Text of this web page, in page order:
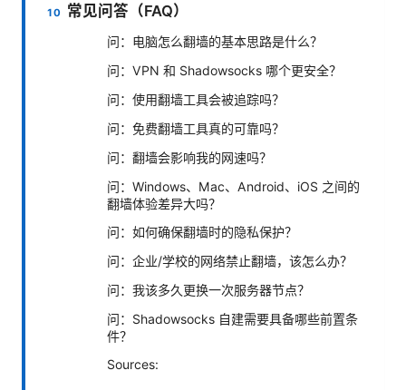
常见问答（FAQ）
问：电脑怎么翻墙的基本思路是什么？
问：VPN 和 Shadowsocks 哪个更安全？
问：使用翻墙工具会被追踪吗？
问：免费翻墙工具真的可靠吗？
问：翻墙会影响我的网速吗？
问：Windows、Mac、Android、iOS 之间的
翻墙体验差异大吗？
问：如何确保翻墙时的隐私保护？
问：企业/学校的网络禁止翻墙，该怎么办？
问：我该多久更换一次服务器节点？
问：Shadowsocks 自建需要具备哪些前置条
件？
Sources: